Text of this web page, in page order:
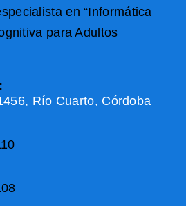
en “Informática
para Adultos
Río Cuarto, Córdoba